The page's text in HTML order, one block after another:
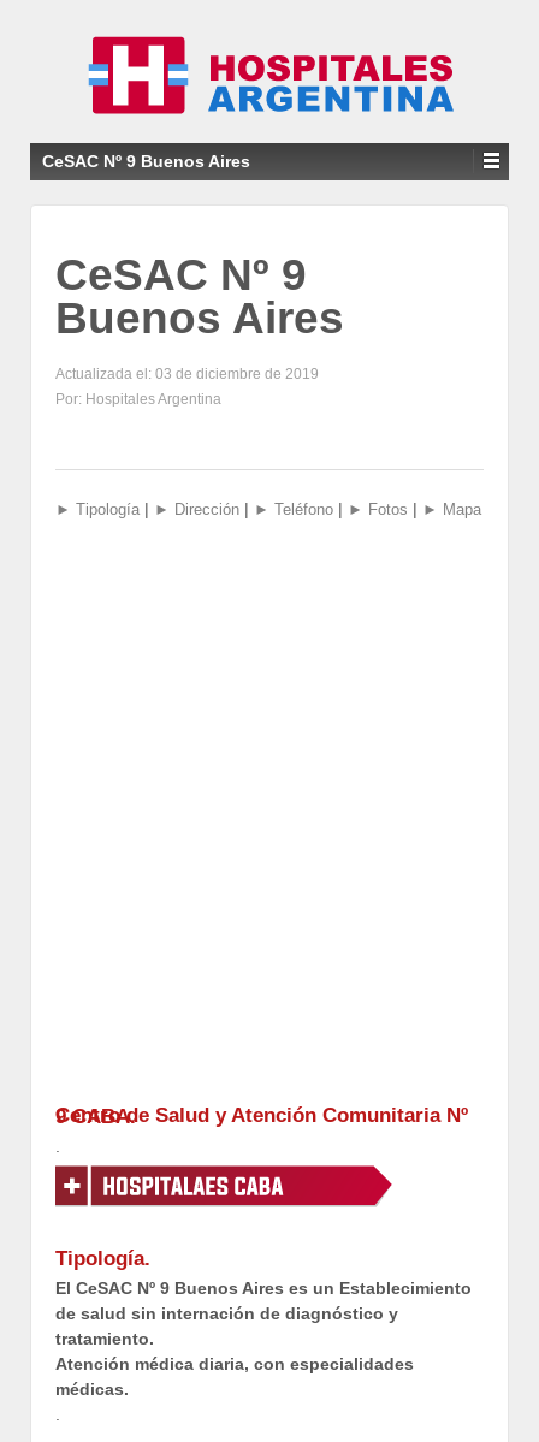
CeSAC Nº 9 Buenos Aires
CeSAC Nº 9
Buenos Aires
Actualizada el: 03 de diciembre de 2019
Por: Hospitales Argentina
► Tipología | ► Dirección | ► Teléfono | ► Fotos | ► Mapa
Centro de Salud y Atención Comunitaria Nº 9 CABA.
Tipología.
El CeSAC Nº 9 Buenos Aires es un Establecimiento
de salud sin internación de diagnóstico y
tratamiento.
Atención médica diaria, con especialidades
médicas.
.